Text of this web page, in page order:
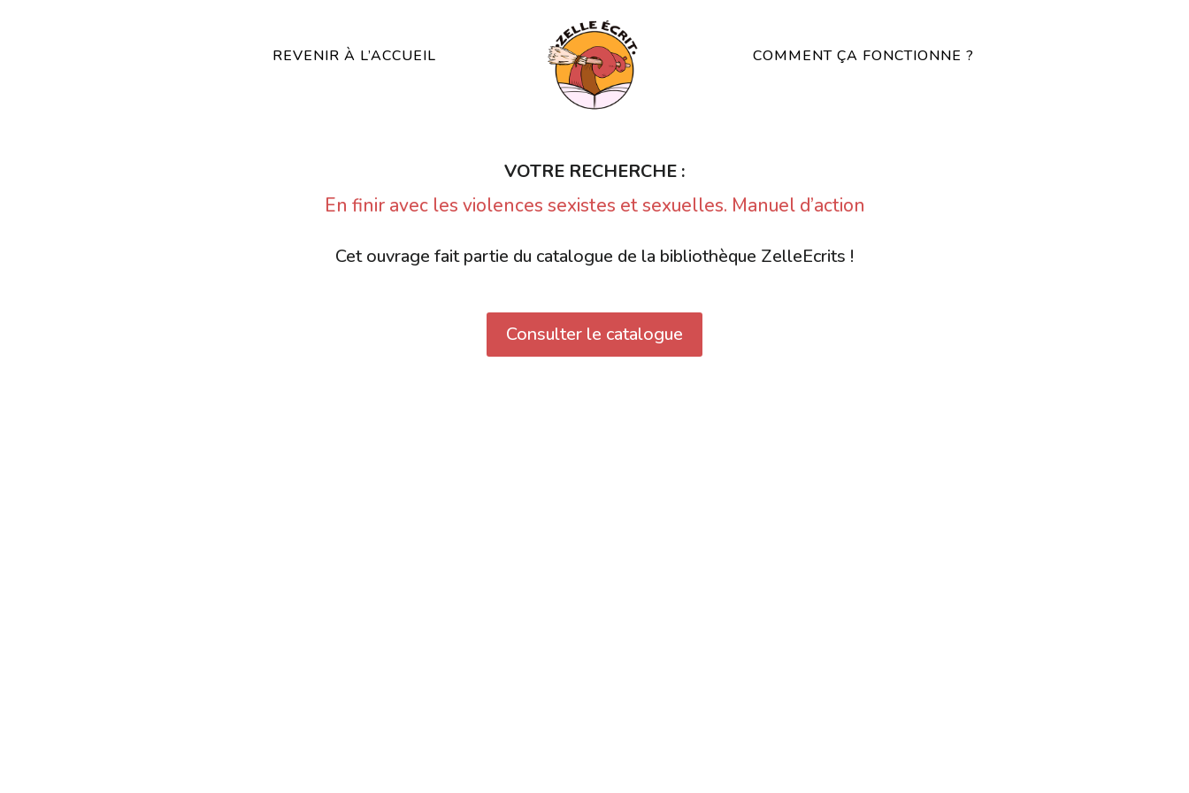
REVENIR À L’ACCUEIL COMMENT ÇA FONCTIONNE ?
VOTRE RECHERCHE :
En finir avec les violences sexistes et sexuelles. Manuel d’action
Cet ouvrage fait partie du catalogue de la bibliothèque ZelleEcrits !
Consulter le catalogue